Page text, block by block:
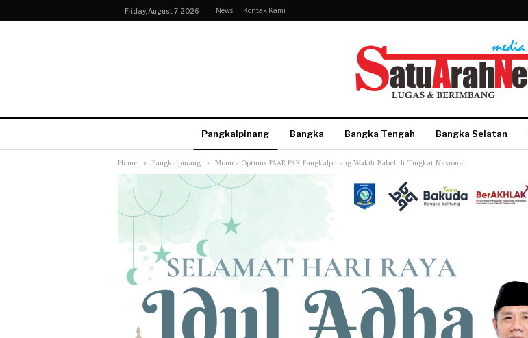
Friday, August 7, 2026 News Kontak Kami
Pangkalpinang Bangka Bangka Tengah Bangka Selatan
More
Home Pangkalpinang Monica Optimis PAAR PKK Pangkalpinang Wakili Babel di Tingkat Nasional